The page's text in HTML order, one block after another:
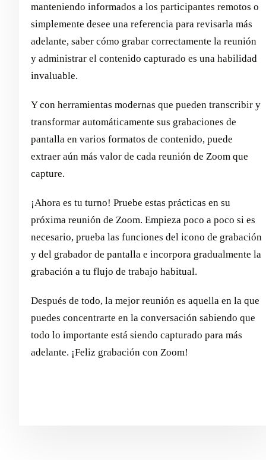
manteniendo informados a los participantes remotos o
simplemente desee una referencia para revisarla más
adelante, saber cómo grabar correctamente la reunión
y administrar el contenido capturado es una habilidad
invaluable.
Y con herramientas modernas que pueden transcribir y
transformar automáticamente sus grabaciones de
pantalla en varios formatos de contenido, puede
extraer aún más valor de cada reunión de Zoom que
capture.
¡Ahora es tu turno! Pruebe estas prácticas en su
próxima reunión de Zoom. Empieza poco a poco si es
necesario, prueba las funciones del icono de grabación
y del grabador de pantalla e incorpora gradualmente la
grabación a tu flujo de trabajo habitual.
Después de todo, la mejor reunión es aquella en la que
puedes concentrarte en la conversación sabiendo que
todo lo importante está siendo capturado para más
adelante. ¡Feliz grabación con Zoom!